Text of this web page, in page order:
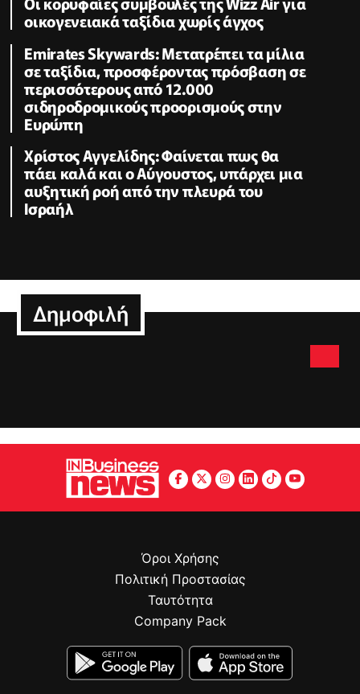
οικογενειακά ταξίδια χωρίς άγχος
Emirates Skywards: Μετατρέπει τα μίλια
σε ταξίδια, προσφέροντας πρόσβαση σε
περισσότερους από 12.000
σιδηροδρομικούς προορισμούς στην
Ευρώπη
Χρίστος Αγγελίδης: Φαίνεται πως θα
πάει καλά και ο Αύγουστος, υπάρχει μια
αυξητική ροή από την πλευρά του
Ισραήλ
Δημοφιλή
Όροι Χρήσης
Πολιτική Προστασίας
Ταυτότητα
Company Pack